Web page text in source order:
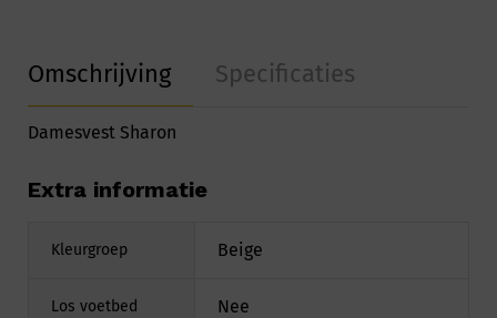
Omschrijving Specificaties
Damesvest Sharon
Extra informatie
Kleurgroep Beige
Los voetbed Nee